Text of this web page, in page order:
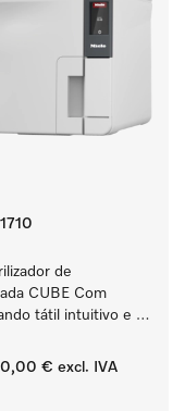
de
CUBE Com
tátil intuitivo e
€ excl. IVA